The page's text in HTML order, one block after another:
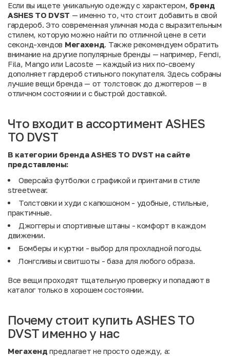
Если вы ищете уникальную одежду с характером, бренд
ASHES TO DVST — именно то, что стоит добавить в свой
гардероб. Это современная уличная мода с выразительным
стилем, которую можно найти по отличной цене в сети
секонд-хендов Мегахенд. Также рекомендуем обратить
внимание на другие популярные бренды — например, Fendi,
Fila, Mango или Lacoste — каждый из них по-своему
дополняет гардероб стильного покупателя. Здесь собраны
лучшие вещи бренда — от толстовок до джоггеров — в
отличном состоянии и с быстрой доставкой.
Что входит в ассортимент ASHES
TO DVST
В категории бренда ASHES TO DVST на сайте
представлены:
Оверсайз футболки с графикой и принтами в стиле
streetwear.
Толстовки и худи с капюшоном - удобные, стильные,
практичные.
Джоггеры и спортивные штаны - комфорт в каждом
движении.
Бомберы и куртки - выбор для прохладной погоды.
Лонгсливы и свитшоты - база для любого образа.
Все вещи проходят тщательную проверку и попадают в
каталог только в хорошем состоянии.
Почему стоит купить ASHES TO
DVST именно у нас
Мегахенд предлагает не просто одежду, а: